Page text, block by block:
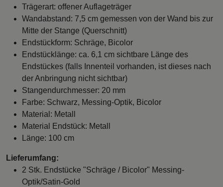
Trägerart: offener Auflageträger
Wandabstand: 7,5 cm gemessen von der Wand bis zur
Mitte der Stange (Querschnitt)
Endstückform: Schräge, Bicolor
Endstücklänge: ca. 6,1 cm sichtbare Länge des
Endstückes (falls Innenteil vorhanden, ist dieses nach
der Anbringung nicht sichtbar)
Stangendurchmesser: 20 mm
Farbe: Schwarz, Messing-Optik, Bicolor
Material: Metall
Material Endstück: Metall
Länge: 100 cm
Lieferumfang:
2 Stk. Endstücke "Schräge / Bicolor" Messing-
Optik/Satin-Gold